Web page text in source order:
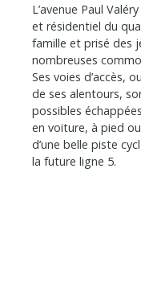
L’avenue Paul
et résidentiel du
famille et prisé des
nombreuses
Ses voies d’accès,
de ses alentours,
possibles
en voiture, à pied
d’une belle piste
la future ligne 5.